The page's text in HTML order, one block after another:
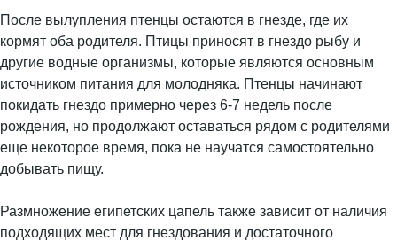
После вылупления птенцы остаются в гнезде, где их
кормят оба родителя. Птицы приносят в гнездо рыбу и
другие водные организмы, которые являются основным
источником питания для молодняка. Птенцы начинают
покидать гнездо примерно через 6-7 недель после
рождения, но продолжают оставаться рядом с родителями
еще некоторое время, пока не научатся самостоятельно
добывать пищу.
Размножение египетских цапель также зависит от наличия
подходящих мест для гнездования и достаточного